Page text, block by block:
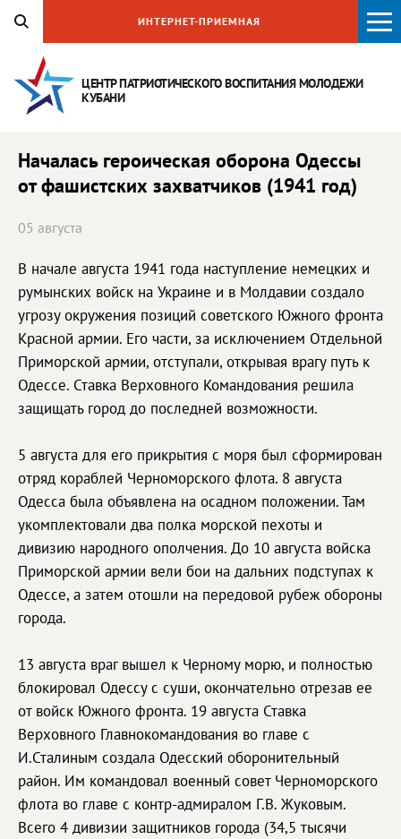
ЦЕНТР ПАТРИОТИЧЕСКОГО ВОСПИТАНИЯМОЛОДЕЖИ
КУБАНИ
ИНТЕРНЕТ-ПРИЕМНАЯ
Началась героическая оборона Одессы
от фашистских захватчиков (1941 год)
05 августа
В начале августа 1941 года наступление немецких и
румынских войск на Украине и в Молдавии создало
угрозу окружения позиций советского Южного фронта
Красной армии. Его части, за исключением Отдельной
Приморской армии, отступали, открывая врагу путь к
Одессе. Ставка Верховного Командования решила
защищать город до последней возможности.
5 августа для его прикрытия с моря был сформирован
отряд кораблей Черноморского флота. 8 августа
Одесса была объявлена на осадном положении. Там
укомплектовали два полка морской пехоты и
дивизию народного ополчения. До 10 августа войска
Приморской армии вели бои на дальних подступах к
Одессе, а затем отошли на передовой рубеж обороны
города.
13 августа враг вышел к Черному морю, и полностью
блокировал Одессу с суши, окончательно отрезав ее
от войск Южного фронта. 19 августа Ставка
Верховного Главнокомандования во главе с
И.Сталиным создала Одесский оборонительный
район. Им командовал военный совет Черноморского
флота во главе с контр-адмиралом Г.В. Жуковым.
Всего 4 дивизии защитников города (34,5 тысячи